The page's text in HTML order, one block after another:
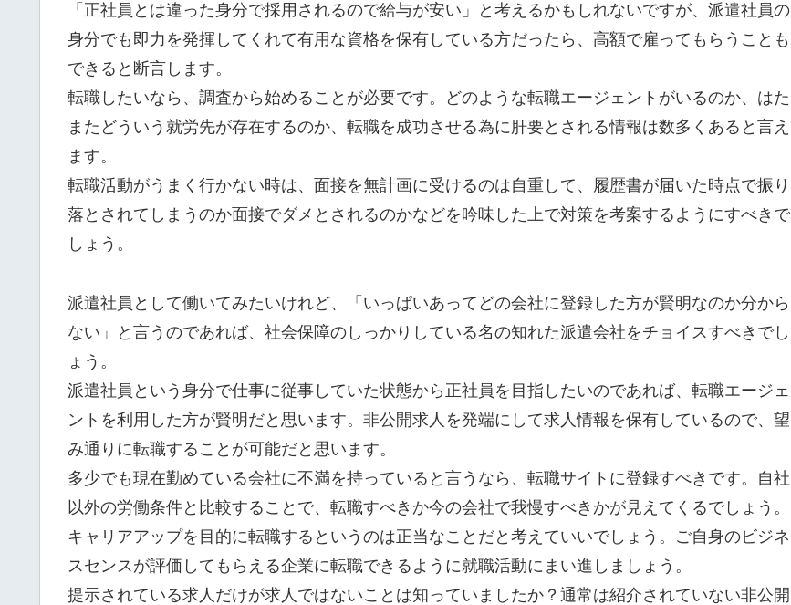
「正社員とは違った身分で採用されるので給与が安い」と考えるかもしれないですが、派遣社員の
身分でも即力を発揮してくれて有用な資格を保有している方だったら、高額で雇ってもらうことも
できると断言します。
転職したいなら、調査から始めることが必要です。どのような転職エージェントがいるのか、はた
またどういう就労先が存在するのか、転職を成功させる為に肝要とされる情報は数多くあると言え
ます。
転職活動がうまく行かない時は、面接を無計画に受けるのは自重して、履歴書が届いた時点で振り
落とされてしまうのか面接でダメとされるのかなどを吟味した上で対策を考案するようにすべきで
しょう。
派遣社員として働いてみたいけれど、「いっぱいあってどの会社に登録した方が賢明なのか分から
ない」と言うのであれば、社会保障のしっかりしている名の知れた派遣会社をチョイスすべきでし
ょう。
派遣社員という身分で仕事に従事していた状態から正社員を目指したいのであれば、転職エージェ
ントを利用した方が賢明だと思います。非公開求人を発端にして求人情報を保有しているので、望
み通りに転職することが可能だと思います。
多少でも現在勤めている会社に不満を持っていると言うなら、転職サイトに登録すべきです。自社
以外の労働条件と比較することで、転職すべきか今の会社で我慢すべきかが見えてくるでしょう。
キャリアアップを目的に転職するというのは正当なことだと考えていいでしょう。ご自身のビジネ
スセンスが評価してもらえる企業に転職できるように就職活動にまい進しましょう。
提示されている求人だけが求人ではないことは知っていましたか？通常は紹介されていない非公開